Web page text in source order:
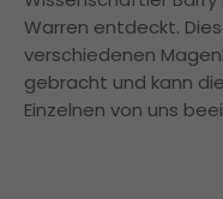
Warren entdeckt.
verschiedenen
gebracht und kann
Einzelnen von uns